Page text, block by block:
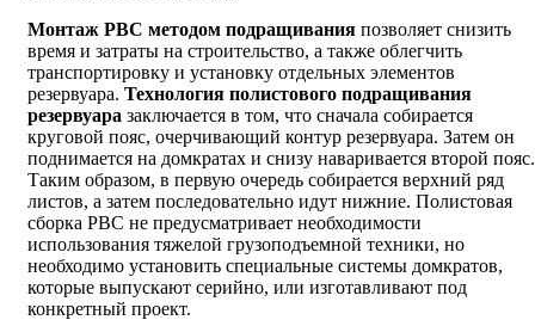
Монтаж РВС методом подращивания позволяет снизить
время и затраты на строительство, а также облегчить
транспортировку и установку отдельных элементов
резервуара. Технология полистового подращивания
резервуара заключается в том, что сначала собирается
круговой пояс, очерчивающий контур резервуара. Затем он
поднимается на домкратах и снизу наваривается второй пояс.
Таким образом, в первую очередь собирается верхний ряд
листов, а затем последовательно идут нижние. Полистовая
сборка РВС не предусматривает необходимости
использования тяжелой грузоподъемной техники, но
необходимо установить специальные системы домкратов,
которые выпускают серийно, или изготавливают под
конкретный проект.